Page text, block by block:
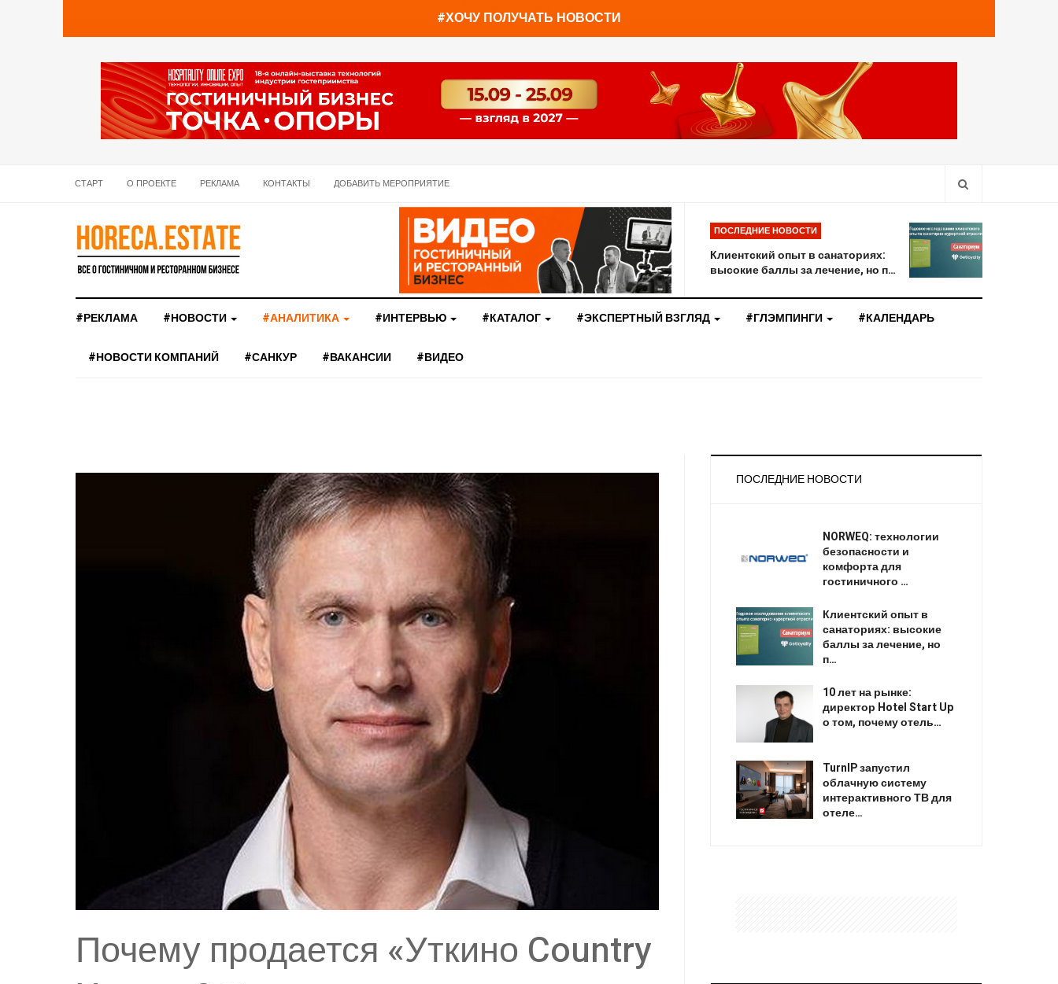
#ХОЧУ ПОЛУЧАТЬ НОВОСТИ
СТАРТ О ПРОЕКТЕ РЕКЛАМА КОНТАКТЫ ДОБАВИТЬ МЕРОПРИЯТИЕ
ПОСЛЕДНИЕ НОВОСТИ
Клиентский опыт в санаториях:
высокие баллы за лечение, но п…
#РЕКЛАМА #НОВОСТИ #АНАЛИТИКА #ИНТЕРВЬЮ #КАТАЛОГ #ЭКСПЕРТНЫЙ ВЗГЛЯД #ГЛЭМПИНГИ #КАЛЕНДАРЬ
#НОВОСТИ КОМПАНИЙ #САНКУР #ВАКАНСИИ #ВИДЕО
Почему продается «Уткино Country
ПОСЛЕДНИЕ НОВОСТИ
NORWEQ: технологии
безопасности и
комфорта для
гостиничного …
Клиентский опыт в
санаториях: высокие
баллы за лечение, но
п…
10 лет на рынке:
директор Hotel Start Up
о том, почему отель…
TurnIP запустил
облачную систему
интерактивного ТВ для
отеле…